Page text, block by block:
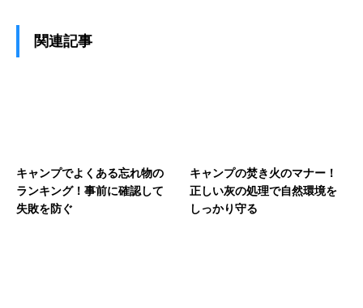
関連記事
キャンプでよくある忘れ物の
ランキング！事前に確認して
失敗を防ぐ
キャンプの焚き火のマナー！
正しい灰の処理で自然環境を
しっかり守る